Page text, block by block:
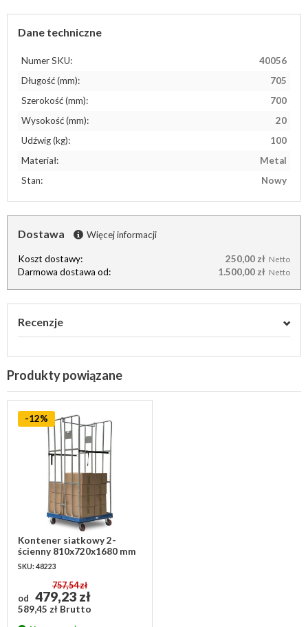
Dane techniczne
Numer SKU:
40056
Długość (mm):
705
Szerokość (mm):
700
Wysokość (mm):
20
Udźwig (kg):
100
Materiał:
Metal
Stan:
Nowy
Dostawa Więcej informacji
Koszt dostawy: 250,00 zł Netto
Darmowa dostawa od: 1.500,00 zł Netto
Recenzje
Produkty powiązane
-12%
Kontener siatkowy 2-
ścienny 810x720x1680 mm
PP - ocynkowany
SKU: 48223
od
757,54 zł
479,23 zł
589,45 zł Brutto